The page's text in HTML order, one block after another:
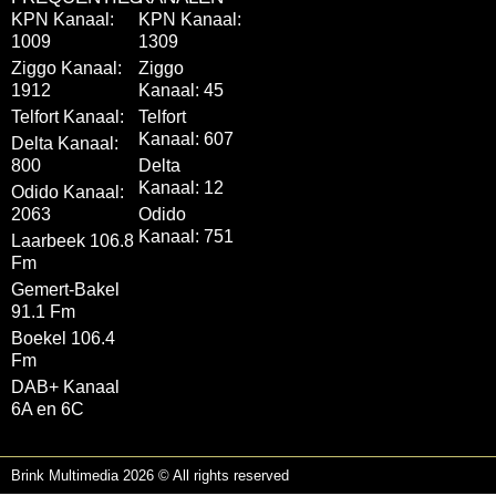
KPN Kanaal:
1009
Ziggo Kanaal:
1912
Telfort Kanaal:
Delta Kanaal:
800
Odido Kanaal:
2063
Laarbeek 106.8
Fm
Gemert-Bakel
91.1 Fm
Boekel 106.4
Fm
DAB+ Kanaal
6A en 6C
KPN Kanaal:
1309
Ziggo
Kanaal: 45
Telfort
Kanaal: 607
Delta
Kanaal: 12
Odido
Kanaal: 751
Brink Multimedia 2026 © All rights reserved